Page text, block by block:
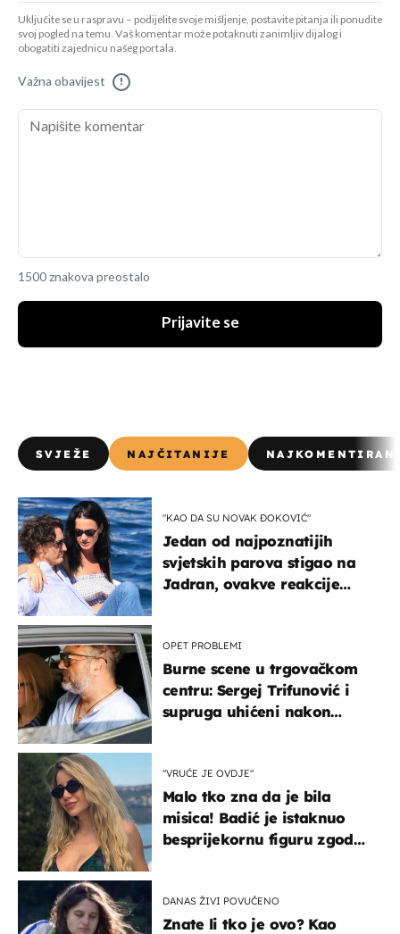
Uključite se u raspravu – podijelite svoje mišljenje, postavite pitanja ili ponudite
svoj pogled na temu. Vaš komentar može potaknuti zanimljiv dijalog i
obogatiti zajednicu našeg portala.
Važna obavijest !
1500 znakova preostalo
Prijavite se
SVJEŽE NAJČITANIJE
"KAO DA SU NOVAK ĐOKOVIĆ"
Jedan od najpoznatijih
svjetskih parova stigao na
Jadran, ovakve reakcije
OPET PROBLEMI
Burne scene u trgovačkom
centru: Sergej Trifunović i
supruga uhićeni nakon
"VRUĆE JE OVDJE"
Malo tko zna da je bila
misica! Badić je istaknuo
besprijekornu figuru zgodne
DANAS ŽIVI POVUČENO
Znate li tko je ovo? Kao